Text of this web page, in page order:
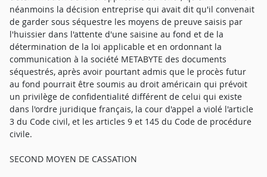
néanmoins la décision entreprise qui avait dit qu'il convenait
de garder sous séquestre les moyens de preuve saisis par
l'huissier dans l'attente d'une saisine au fond et de la
détermination de la loi applicable et en ordonnant la
communication à la société METABYTE des documents
séquestrés, après avoir pourtant admis que le procès futur
au fond pourrait être soumis au droit américain qui prévoit
un privilège de confidentialité différent de celui qui existe
dans l'ordre juridique français, la cour d'appel a violé l'article
3 du Code civil, et les articles 9 et 145 du Code de procédure
civile.
SECOND MOYEN DE CASSATION